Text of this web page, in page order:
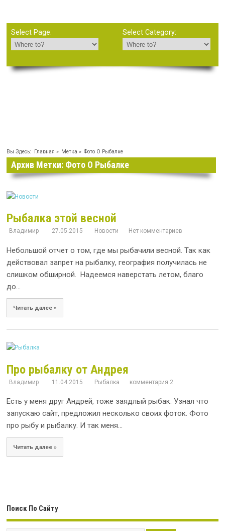
Select Page: Select Category:
Вы Здесь: Главная » Метка » Фото О Рыбалке
Архив Метки: Фото О Рыбалке
Рыбалка этой весной
Владимир 27.05.2015 Новости Нет комментариев
Небольшой отчет о том, где мы рыбачили весной. Так как
действовал запрет на рыбалку, география получилась не
слишком обширной. Надеемся наверстать летом, благо
до...
Читать далее »
Про рыбалку от Андрея
Владимир 11.04.2015 Рыбалка комментария 2
Есть у меня друг Андрей, тоже заядлый рыбак. Узнал что
запускаю сайт, предложил несколько своих фоток. Фото
про рыбу и рыбалку. И так меня...
Читать далее »
Поиск По Сайту